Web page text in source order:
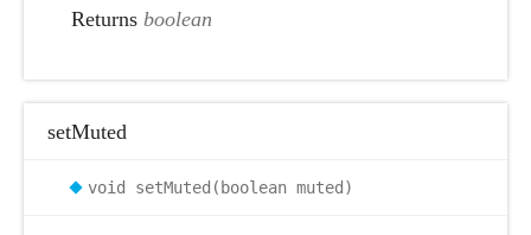
Returns boolean
setMuted
void setMuted(boolean muted)